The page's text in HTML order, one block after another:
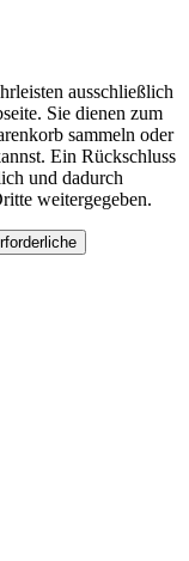
ausschließlich
Sie dienen zum
sammeln oder
Ein Rückschluss
und dadurch
weitergegeben.